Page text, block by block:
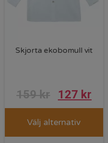
Skjorta ekobomull vit
159kr 127 kr
Välj alternativ